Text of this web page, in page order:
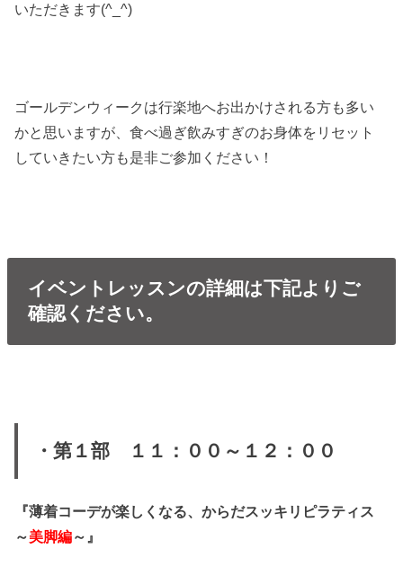
いただきます(^_^)
ゴールデンウィークは行楽地へお出かけされる方も多い
かと思いますが、食べ過ぎ飲みすぎのお身体をリセット
していきたい方も是非ご参加ください！
イベントレッスンの詳細は下記よりご
確認ください。
・第１部 １１：００～１２：００
『薄着コーデが楽しくなる、からだスッキリピラティス
～美脚編～』